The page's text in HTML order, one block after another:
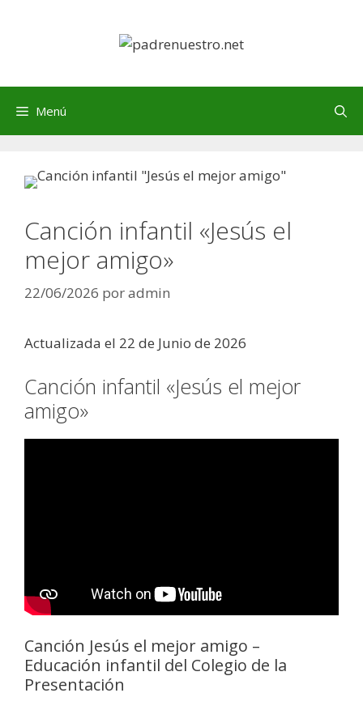
Menú
Canción infantil «Jesús el
mejor amigo»
22/06/2026 poradmin
Actualizada el 22 de Junio de 2026
Canción infantil «Jesús el mejor
amigo»
Canción Jesús el mejor amigo –
Educación infantil del Colegio de la
Presentación